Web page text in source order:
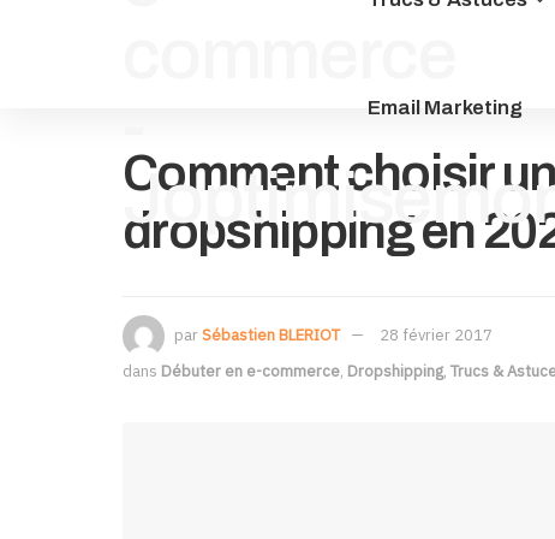
Email Marketing
Comment choisir
dropshipping en
parSébastien BLERIOT
28 février 2017
dans Débuter en e-commerce, Dropshipping, Trucs &